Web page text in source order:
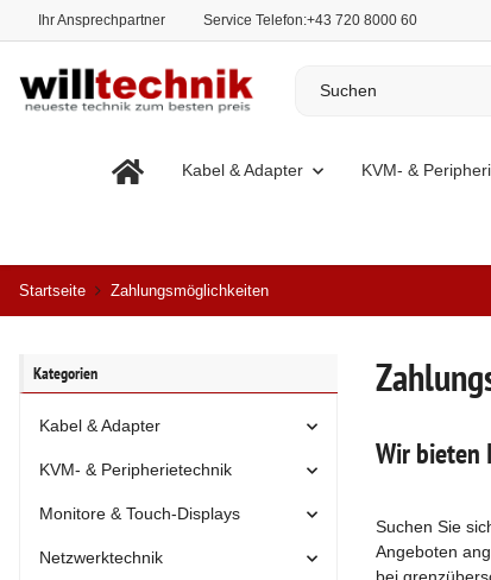
Ihr Ansprechpartner Service Telefon:+43 720 8000 60
Kabel & Adapter KVM- &
Startseite Zahlungsmöglichkeiten
Wir bieten
Suchen Sie
Angeboten
Kategorien
Kabel & Adapter
KVM- & Peripherietechnik
Monitore & Touch-Displays
Netzwerktechnik